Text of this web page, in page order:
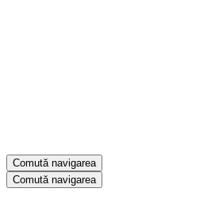
Comută navigarea
Comută navigarea